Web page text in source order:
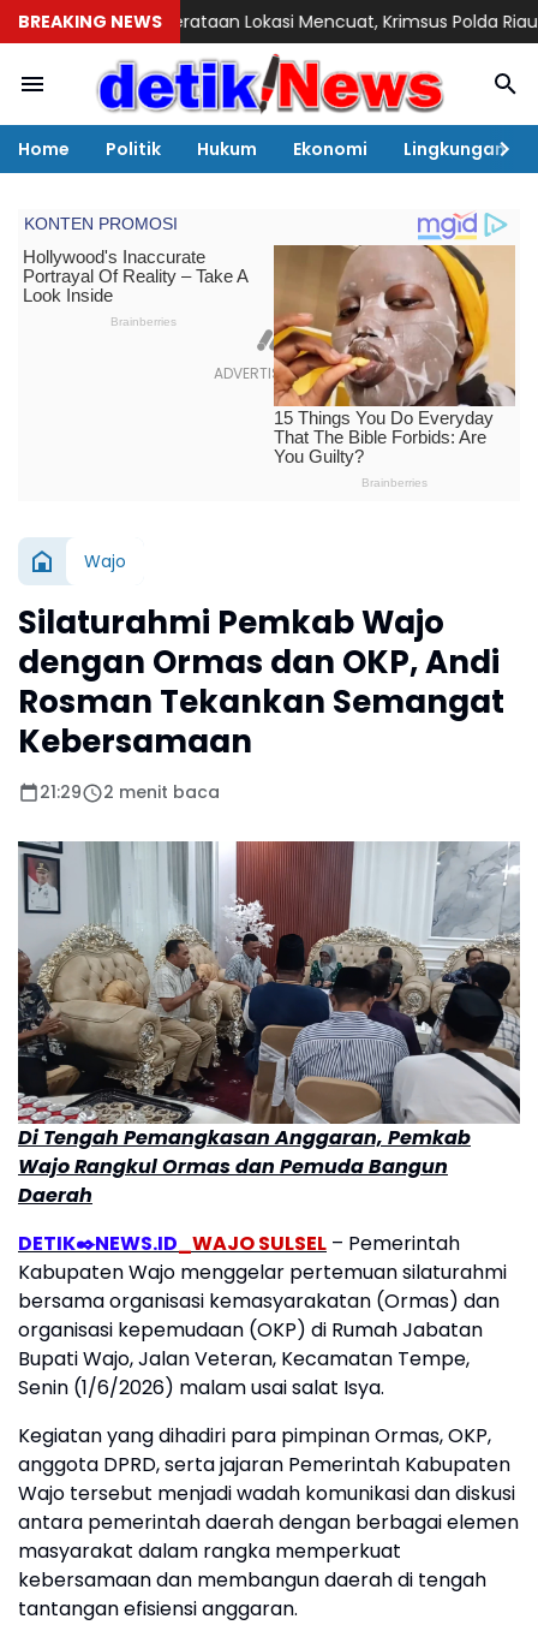
BREAKING NEWS
Lokasi Mencuat, Krimsus Polda Riau Akan Tinjauan
Home Politik Hukum Ekonomi Lingkungan
Wajo
Silaturahmi Pemkab Wajo
dengan Ormas dan OKP, Andi
Rosman Tekankan Semangat
Kebersamaan
21:29 2 menit baca
Di Tengah Pemangkasan Anggaran, Pemkab
Wajo Rangkul Ormas dan Pemuda Bangun
Daerah
DETIK✒️NEWS.ID_WAJO SULSEL – Pemerintah
Kabupaten Wajo menggelar pertemuan silaturahmi
bersama organisasi kemasyarakatan (Ormas) dan
organisasi kepemudaan (OKP) di Rumah Jabatan
Bupati Wajo, Jalan Veteran, Kecamatan Tempe,
Senin (1/6/2026) malam usai salat Isya.
Kegiatan yang dihadiri para pimpinan Ormas, OKP,
anggota DPRD, serta jajaran Pemerintah Kabupaten
Wajo tersebut menjadi wadah komunikasi dan diskusi
antara pemerintah daerah dengan berbagai elemen
masyarakat dalam rangka memperkuat
kebersamaan dan membangun daerah di tengah
tantangan efisiensi anggaran.